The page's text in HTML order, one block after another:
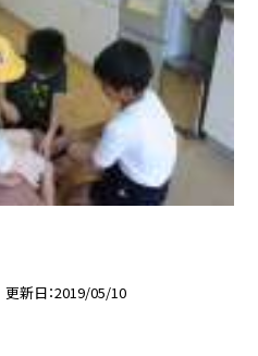
更新日 2019/05/10